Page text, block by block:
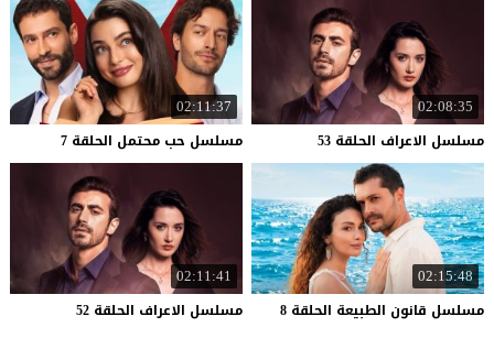
02:08:35
مسلسل الاعراف الحلقة 53
02:11:37
مسلسل حب محتمل الحلقة 7
02:15:48
مسلسل قانون الطبيعة الحلقة 8
02:11:41
مسلسل الاعراف الحلقة 52